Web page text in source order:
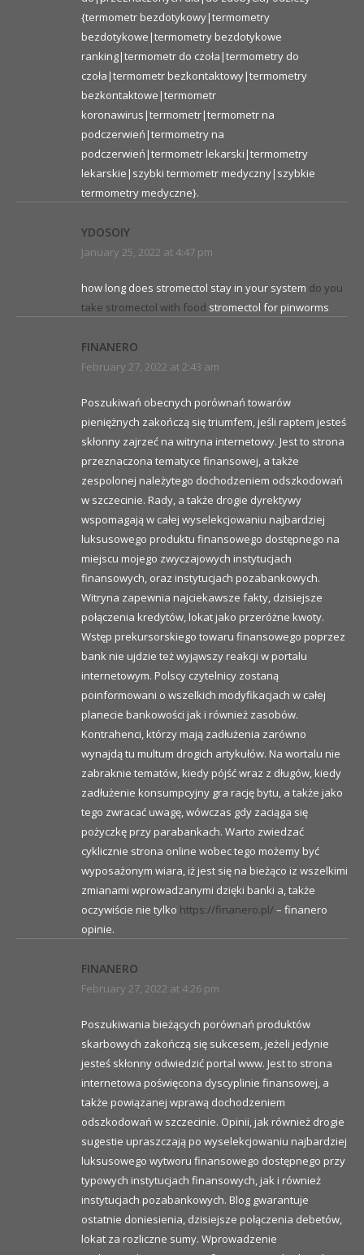
{termometr bezdotykowy|termometry
bezdotykowe|termometry bezdotykowe
ranking|termometr do czoła|termometry do
czoła|termometr bezkontaktowy|termometry
bezkontaktowe|termometr
koronawirus|termometr|termometr na
podczerwień|termometry na
podczerwień|termometr lekarski|termometry
lekarskie|szybki termometr medyczny|szybkie
termometry medyczne}.
YDOSOIY
January 25, 2022 at 4:47 pm
how long does stromectol stay in your system do you
take stromectol with food stromectol for pinworms
FINANERO
February 27, 2022 at 2:43 am
Poszukiwań obecnych porównań towarów
pieniężnych zakończą się triumfem, jeśli raptem jesteś
skłonny zajrzeć na witryna internetowy. Jest to strona
przeznaczona tematyce finansowej, a także
zespolonej należytego dochodzeniem odszkodowań
w szczecinie. Rady, a także drogie dyrektywy
wspomagają w całej wyselekcjowaniu najbardziej
luksusowego produktu finansowego dostępnego na
miejscu mojego zwyczajowych instytucjach
finansowych, oraz instytucjach pozabankowych.
Witryna zapewnia najciekawsze fakty, dzisiejsze
połączenia kredytów, lokat jako przeróżne kwoty.
Wstęp prekursorskiego towaru finansowego poprzez
bank nie ujdzie też wyjąwszy reakcji w portalu
internetowym. Polscy czytelnicy zostaną
poinformowani o wszelkich modyfikacjach w całej
planecie bankowości jak i również zasobów.
Kontrahenci, którzy mają zadłużenia zarówno
wynajdą tu multum drogich artykułów. Na wortalu nie
zabraknie tematów, kiedy pójść wraz z długów, kiedy
zadłużenie konsumpcyjny gra rację bytu, a także jako
tego zwracać uwagę, wówczas gdy zaciąga się
pożyczkę przy parabankach. Warto zwiedzać
cyklicznie strona online wobec tego możemy być
wyposażonym wiara, iż jest się na bieżąco iz wszelkimi
zmianami wprowadzanymi dzięki banki a, także
oczywiście nie tylko https://finanero.pl/ – finanero
opinie.
FINANERO
February 27, 2022 at 4:26 pm
Poszukiwania bieżących porównań produktów
skarbowych zakończą się sukcesem, jeżeli jedynie
jesteś skłonny odwiedzić portal www. Jest to strona
internetowa poświęcona dyscyplinie finansowej, a
także powiązanej wprawą dochodzeniem
odszkodowań w szczecinie. Opinii, jak również drogie
sugestie upraszczają po wyselekcjowaniu najbardziej
luksusowego wytworu finansowego dostępnego przy
typowych instytucjach finansowych, jak i również
instytucjach pozabankowych. Blog gwarantuje
ostatnie doniesienia, dzisiejsze połączenia debetów,
lokat za rozliczne sumy. Wprowadzenie